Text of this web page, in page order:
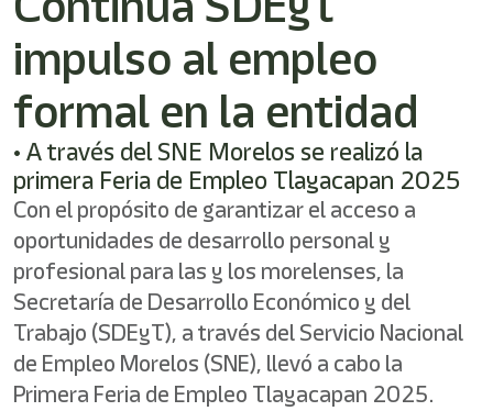
Este
acceso
lector
de
pantalla
para
ayudarle
navegar
interactuar
con
contenido.
impulso al empleo
formal en la entidad
• A través del SNE Morelos se realizó la
primera Feria de Empleo Tlayacapan 2025
Con el propósito de garantizar el acceso a
oportunidades de desarrollo personal y
profesional para las y los morelenses, la
Secretaría de Desarrollo Económico y del
Trabajo (SDEyT), a través del Servicio Nacional
de Empleo Morelos (SNE), llevó a cabo la
Primera Feria de Empleo Tlayacapan 2025.